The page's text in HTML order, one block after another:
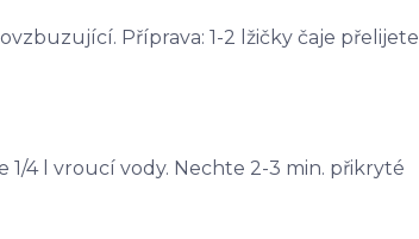
Příprava: 1-2 lžičky čaje přelijete
1/4 l vroucí vody. Nechte 2-3 min. přikryté